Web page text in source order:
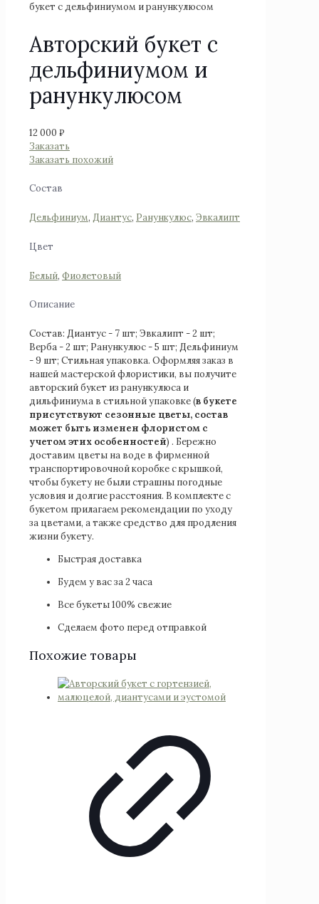
букет с дельфиниумом и ранункулюсом
Авторский букет с
дельфиниумом и
ранункулюсом
12 000 ₽
Заказать
Заказать похожий
Состав
Дельфиниум, Диантус, Ранункулюс, Эвкалипт
Цвет
Белый, Фиолетовый
Описание
Состав: Диантус - 7 шт; Эвкалипт - 2 шт;
Верба - 2 шт; Ранункулюс - 5 шт; Дельфиниум
- 9 шт; Стильная упаковка. Оформляя заказ в
нашей мастерской флористики, вы получите
авторский букет из ранункулюса и
дильфиниума в стильной упаковке (в букете
присутствуют сезонные цветы, состав
может быть изменен флористом с
учетом этих особенностей) . Бережно
доставим цветы на воде в фирменной
транспортировочной коробке с крышкой,
чтобы букету не были страшны погодные
условия и долгие расстояния. В комплекте с
букетом прилагаем рекомендации по уходу
за цветами, а также средство для продления
жизни букету.
Быстрая доставка
Будем у вас за 2 часа
Все букеты 100% свежие
Сделаем фото перед отправкой
Похожие товары